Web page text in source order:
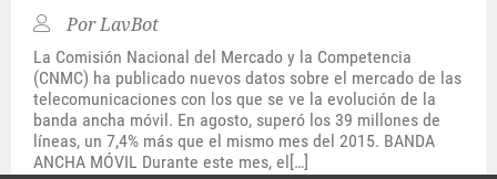
PorLavBot
La Comisión Nacional del Mercado y la Competencia
(CNMC) ha publicado nuevos datos sobre el mercado de las
telecomunicaciones con los que se ve la evolución de la
banda ancha móvil. En agosto, superó los 39 millones de
líneas, un 7,4% más que el mismo mes del 2015. BANDA
ANCHA MÓVIL Durante este mes, el[…]